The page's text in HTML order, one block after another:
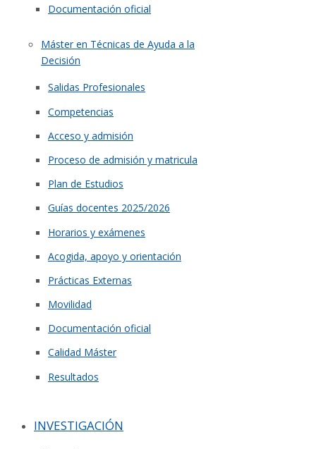
Documentación oficial
Máster en Técnicas de Ayuda a la
Decisión
Salidas Profesionales
Competencias
Acceso y admisión
Proceso de admisión y matricula
Plan de Estudios
Guías docentes 2025/2026
Horarios y exámenes
Acogida, apoyo y orientación
Prácticas Externas
Movilidad
Documentación oficial
Calidad Máster
Resultados
INVESTIGACIÓN